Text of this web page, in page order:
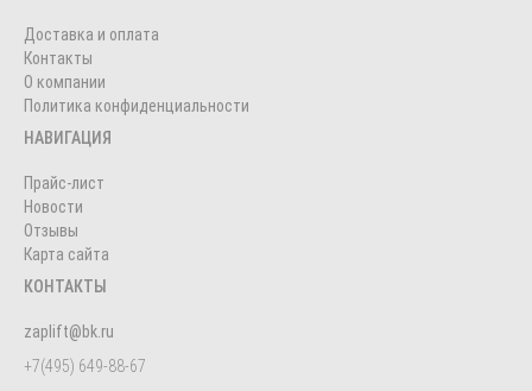
Доставка и оплата
Контакты
О компании
Политика конфиденциальности
НАВИГАЦИЯ
Прайс-лист
Новости
Отзывы
Карта сайта
КОНТАКТЫ
zaplift@bk.ru
+7(495) 649-88-67